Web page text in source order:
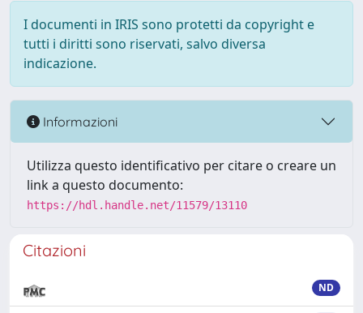
I documenti in IRIS sono protetti da copyright e
tutti i diritti sono riservati, salvo diversa
indicazione.
Informazioni
Utilizza questo identificativo per citare o creare un
link a questo documento:
https://hdl.handle.net/11579/13110
Citazioni
ND